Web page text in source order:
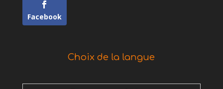
Facebook
Choix de la langue